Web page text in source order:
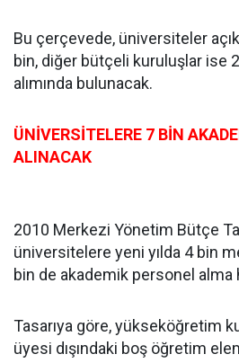
Bu çerçevede, üniversiteler
bin, diğer bütçeli kuruluşlar ise
alımında bulunacak.
ÜNİVERSİTELERE 7 BİN
ALINACAK
2010 Merkezi Yönetim Bütçe
üniversitelere yeni yılda 4 bin
bin de akademik personel alma
Tasarıya göre, yükseköğretim
üyesi dışındaki boş öğretim